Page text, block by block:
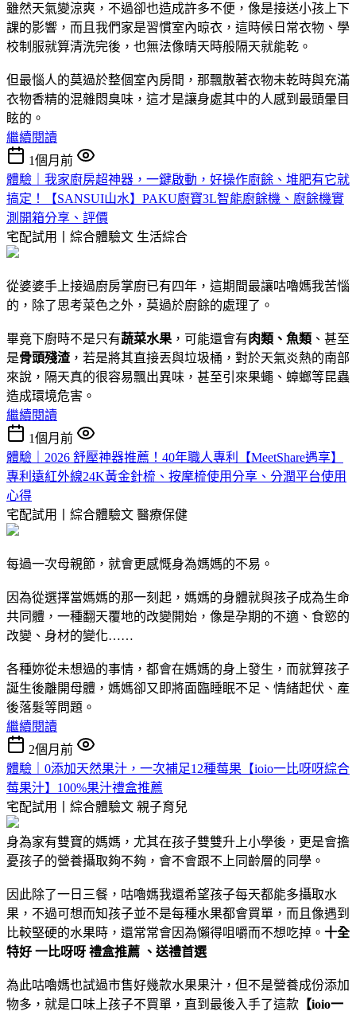
雖然天氣變涼爽，不過卻也造成許多不便，像是接送小孩上下
課的影響，而且我們家是習慣室內晾衣，這時候日常衣物、學
校制服就算清洗完後，也無法像晴天時般隔天就能乾。
但最惱人的莫過於整個室內房間，那飄散著衣物未乾時與充滿
衣物香精的混雜悶臭味，這才是讓身處其中的人感到最頭暈目
眩的。
繼續閱讀
1個月前
體驗｜我家廚房超神器，一鍵啟動，好操作廚餘、堆肥有它就
搞定！【SANSUI山水】PAKU廚寶3L智能廚餘機、廚餘機實
測開箱分享、評價
宅配試用丨綜合體驗文 生活綜合
從婆婆手上接過廚房掌廚已有四年，這期間最讓咕嚕媽我苦惱
的，除了思考菜色之外，莫過於廚餘的處理了。
畢竟下廚時不是只有蔬菜水果 ，可能還會有肉類、魚類 、甚至
是骨頭殘渣 ，若是將其直接丟與垃圾桶，對於天氣炎熱的南部
來說，隔天真的很容易飄出異味，甚至引來果蠅、蟑螂等昆蟲
造成環境危害。
繼續閱讀
1個月前
體驗｜2026 舒壓神器推薦！40年職人專利【MeetShare遇享】
專利遠紅外線24K黃金針梳、按摩梳使用分享、分潤平台使用
心得
宅配試用丨綜合體驗文 醫療保健
每過一次母親節，就會更感慨身為媽媽的不易。
因為從選擇當媽媽的那一刻起，媽媽的身體就與孩子成為生命
共同體，一種翻天覆地的改變開始，像是孕期的不適、食慾的
改變、身材的變化……
各種妳從未想過的事情，都會在媽媽的身上發生，而就算孩子
誕生後離開母體，媽媽卻又即將面臨睡眠不足、情緒起伏、產
後落髮等問題。
繼續閱讀
2個月前
體驗｜0添加天然果汁，一次補足12種莓果【ioio一比呀呀綜合
莓果汁】100%果汁禮盒推薦
宅配試用丨綜合體驗文 親子育兒
身為家有雙寶的媽媽，尤其在孩子雙雙升上小學後，更是會擔
憂孩子的營養攝取夠不夠，會不會跟不上同齡層的同學。
因此除了一日三餐，咕嚕媽我還希望孩子每天都能多攝取水
果，不過可想而知孩子並不是每種水果都會買單，而且像遇到
比較堅硬的水果時，還常常會因為懶得咀嚼而不想吃掉。 十全
特好 一比呀呀 禮盒推薦 、送禮首選
為此咕嚕媽也試過市售好幾款水果果汁，但不是營養成份添加
物多，就是口味上孩子不買單，直到最後入手了這款 【ioio一